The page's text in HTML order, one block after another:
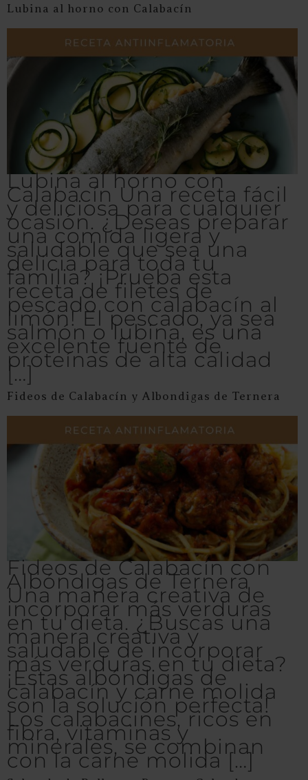
Lubina al horno con Calabacín
Lubina al horno con
Calabacín Una receta fácil
y deliciosa para cualquier
ocasión. ¿Deseas preparar
una comida ligera y
saludable que sea una
delicia para toda tu
familia? ¡Prueba esta
receta de filetes de
pescado con calabacín al
limón! El pescado, ya sea
salmón o lubina, es una
excelente fuente de
proteínas de alta calidad
[…]
Fideos de Calabacín y Albondigas de Ternera
Fideos de Calabacín con
Albóndigas de Ternera
Una manera creativa de
incorporar más verduras
en tu dieta. ¿Buscas una
manera creativa y
saludable de incorporar
más verduras en tu dieta?
¡Estas albóndigas de
calabacín y carne molida
son la solución perfecta!
Los calabacines, ricos en
fibra, vitaminas y
minerales, se combinan
con la carne molida […]